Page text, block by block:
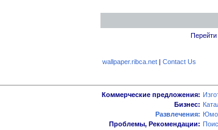
Перейти
wallpaper.ribca.net| Contact Us
Коммерческие предложения:
Бизнес:
Развлечения:
Проблемы, Рекомендации: